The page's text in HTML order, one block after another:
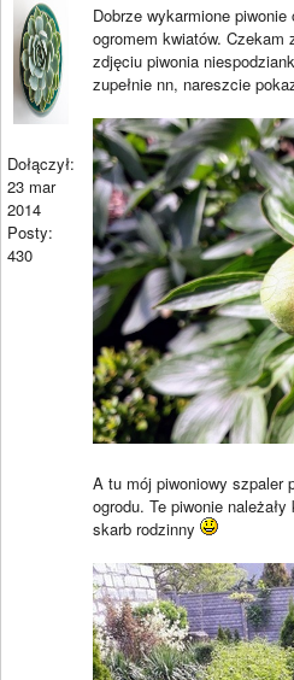
Dołączył:
23 mar
2014
Posty:
430
Dobrze wykarmione
ogromem kwiatów.
zdjęciu piwonia
zupełnie nn, nareszcie
A tu mój piwoniowy szpaler
ogrodu. Te piwonie
skarb rodzinny